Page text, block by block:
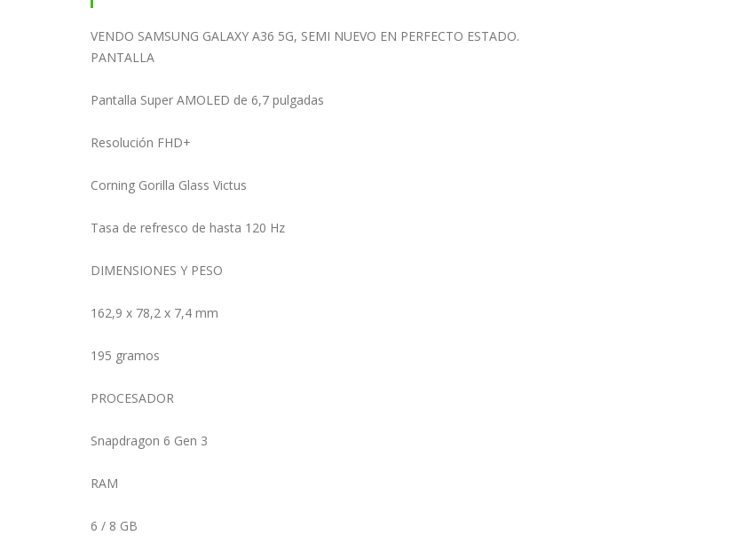
VENDO SAMSUNG GALAXY A36 5G, SEMI NUEVO EN PERFECTO ESTADO.
PANTALLA
Pantalla Super AMOLED de 6,7 pulgadas
Resolución FHD+
Corning Gorilla Glass Victus
Tasa de refresco de hasta 120 Hz
DIMENSIONES Y PESO
162,9 x 78,2 x 7,4 mm
195 gramos
PROCESADOR
Snapdragon 6 Gen 3
RAM
6 / 8 GB